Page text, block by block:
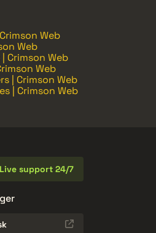
Web
Web
Web
Web
| Crimson Web
| Crimson Web
Live support 24/7